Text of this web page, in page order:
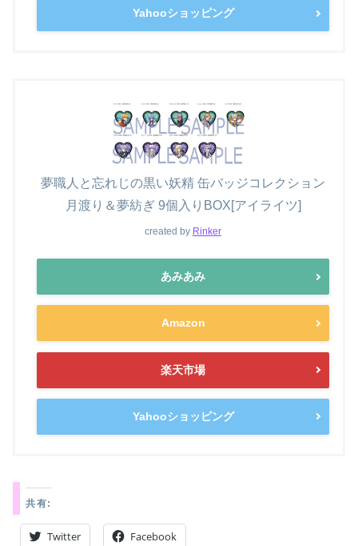
Yahooショッピング
夢職人と忘れじの黒い妖精 缶バッジコレクション
月渡り＆夢紡ぎ 9個入りBOX[アイライツ]
created by Rinker
あみあみ
Amazon
楽天市場
Yahooショッピング
共有:
Twitter Facebook